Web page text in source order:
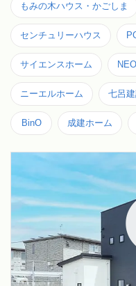
もみの木ハウス・かごしま
センチュリーハウス
サイエンスホーム
ニーエルホーム 七呂
BinO 成建ホーム